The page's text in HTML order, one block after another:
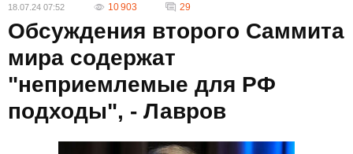
18.07.24 07:52 10 903 29
Обсуждения второго Саммита
мира содержат
"неприемлемые для РФ
подходы", - Лавров